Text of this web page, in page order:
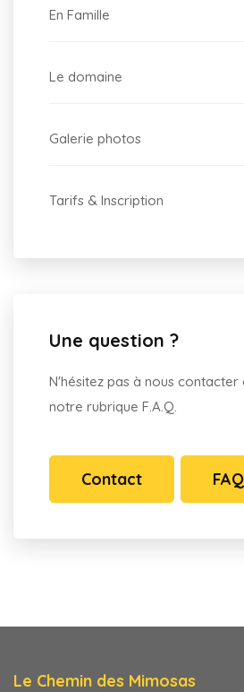
En Famille
Le domaine
Galerie photos
Tarifs & Inscription
Une question ?
N'hésitez pas à nous
notre rubrique F.A.Q.
Contact FAQ
Le Chemin des Mimosas